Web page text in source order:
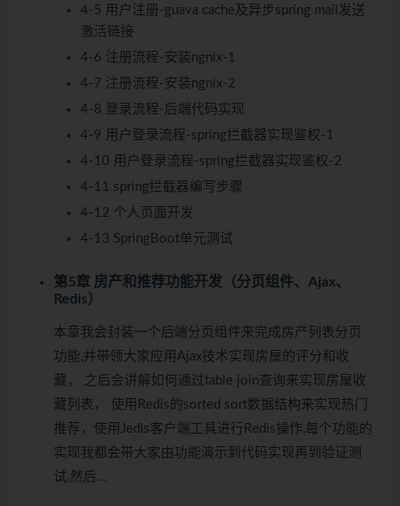
4-5 用户注册-guava cache及异步spring mail发送
激活链接
4-6 注册流程-安装ngnix-1
4-7 注册流程-安装ngnix-2
4-8 登录流程-后端代码实现
4-9 用户登录流程-spring拦截器实现鉴权-1
4-10 用户登录流程-spring拦截器实现鉴权-2
4-11 spring拦截器编写步骤
4-12 个人页面开发
4-13 SpringBoot单元测试
第5章 房产和推荐功能开发（分页组件、Ajax、
Redis）
本章我会封装一个后端分页组件来完成房产列表分页
功能,并带领大家应用Ajax技术实现房屋的评分和收
藏， 之后会讲解如何通过table join查询来实现房屋收
藏列表， 使用Redis的sorted sort数据结构来实现热门
推荐，使用Jedis客户端工具进行Redis操作,每个功能的
实现我都会带大家由功能演示到代码实现再到验证测
试,然后…